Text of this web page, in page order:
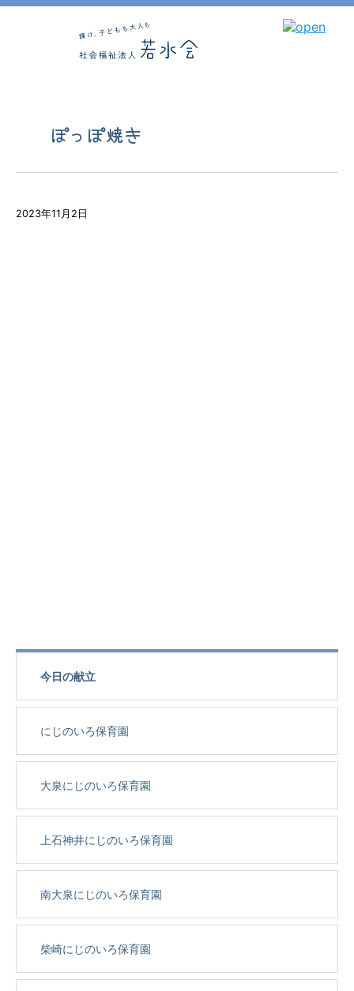
ぽっぽ焼き
2023年11月2日
今日の献立
にじのいろ保育園
大泉にじのいろ保育園
上石神井にじのいろ保育園
南大泉にじのいろ保育園
柴崎にじのいろ保育園